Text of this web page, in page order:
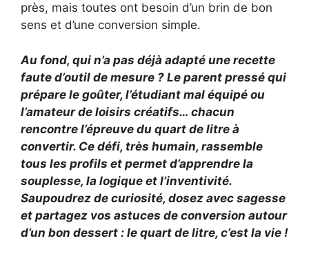
près, mais toutes ont besoin d’un brin de bon
sens et d’une conversion simple.
Au fond, qui n’a pas déjà adapté une recette
faute d’outil de mesure ? Le parent pressé qui
prépare le goûter, l’étudiant mal équipé ou
l’amateur de loisirs créatifs… chacun
rencontre l’épreuve du quart de litre à
convertir. Ce défi, très humain, rassemble
tous les profils et permet d’apprendre la
souplesse, la logique et l’inventivité.
Saupoudrez de curiosité, dosez avec sagesse
et partagez vos astuces de conversion autour
d’un bon dessert : le quart de litre, c’est la vie !